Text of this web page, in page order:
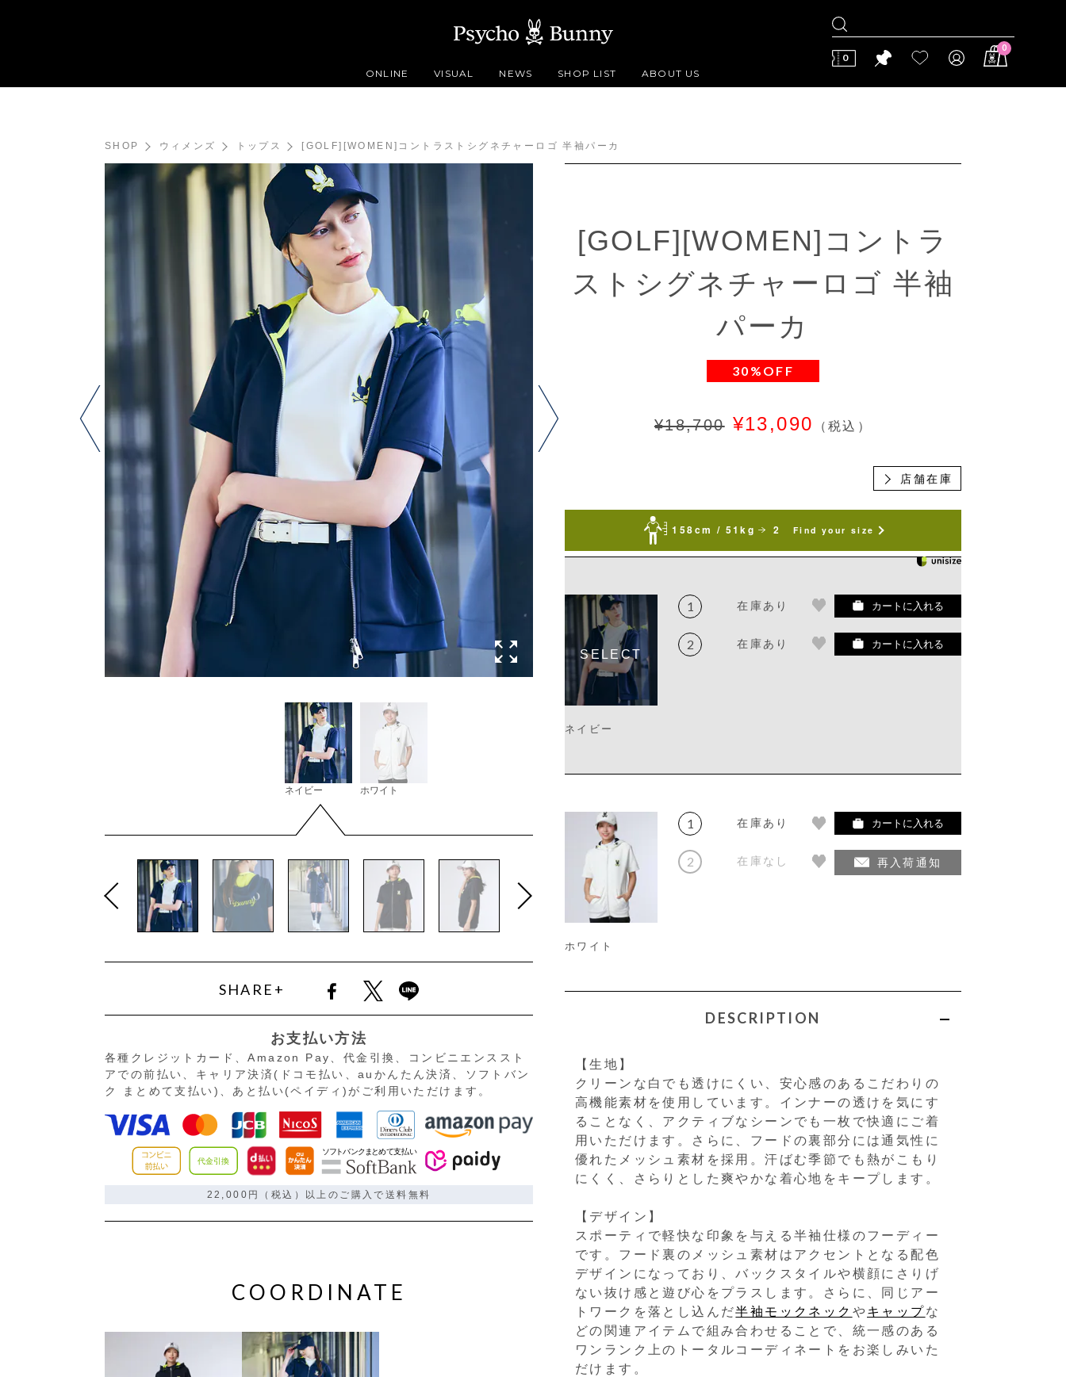
0
0
ONLINE VISUAL NEWS SHOP LIST ABOUT US
SHOP ウィメンズ トップス [GOLF][WOMEN]コントラストシグネチャーロゴ 半袖パーカ
[GOLF][WOMEN]コントラ
ストシグネチャーロゴ 半袖
パーカ
30%OFF
¥18,700 ¥13,090 （税込）
店舗在庫
158cm / 51kg 2 Find your size
1 在庫あり カートに入れる
2 在庫あり カートに入れる
ネイビー
1 在庫あり カートに入れる
2 在庫なし 再入荷通知
ホワイト
DESCRIPTION
【生地】
クリーンな白でも透けにくい、安心感のあるこだわりの
高機能素材を使用しています。インナーの透けを気にす
ることなく、アクティブなシーンでも一枚で快適にご着
用いただけます。さらに、フードの裏部分には通気性に
優れたメッシュ素材を採用。汗ばむ季節でも熱がこもり
にくく、さらりとした爽やかな着心地をキープします。
【デザイン】
スポーティで軽快な印象を与える半袖仕様のフーディー
です。フード裏のメッシュ素材はアクセントとなる配色
デザインになっており、バックスタイルや横顔にさりげ
ない抜け感と遊び心をプラスします。さらに、同じアー
トワークを落とし込んだ半袖モックネック やキャップな
どの関連アイテムで組み合わせることで、統一感のある
ワンランク上のトータルコーディネートをお楽しみいた
だけます。
ネイビー ホワイト
SHARE+
お支払い方法
各種クレジットカード、Amazon Pay、代金引換、コンビニエンススト
アでの前払い、キャリア決済(ドコモ払い、auかんたん決済、ソフトバン
ク まとめて支払い)、あと払い(ペイディ)がご利用いただけます。
22,000円（税込）以上のご購入で送料無料
COORDINATE